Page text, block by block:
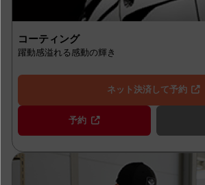
コーティング
躍動感溢れる感動の輝き
ネット決済して予約
予約